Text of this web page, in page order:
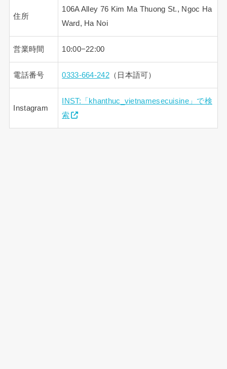
住所
106A Alley 76 Kim Ma Thuong St., Ngoc Ha
Ward, Ha Noi
営業時間 10:00−22:00
電話番号 0333-664-242（日本語可）
Instagram
INST:「khanthuc_vietnamesecuisine」で検
索